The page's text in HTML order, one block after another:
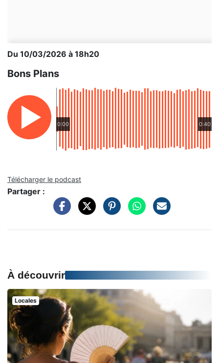
Du 10/03/2026 à 18h20
Bons Plans
0:00 0:40
Télécharger le podcast
Partager :
À découvrir
Locales